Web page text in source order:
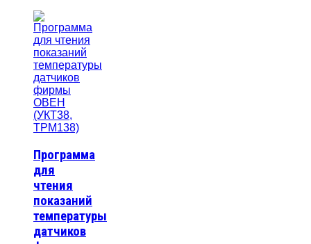
Программа
для
чтения
показаний
температуры
датчиков